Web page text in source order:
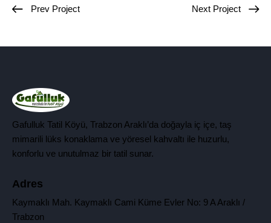
Prev Project Next Project
Gafulluk Tatil Köyü, Trabzon Araklı’da doğayla iç içe, taş
mimarili lüks konaklama ve yöresel kahvaltı ile huzurlu,
konforlu ve unutulmaz bir tatil sunar.
Adres
Kaymaklı Mah. Kaymaklı Cami Küme Evler No: 9 A Araklı /
Trabzon